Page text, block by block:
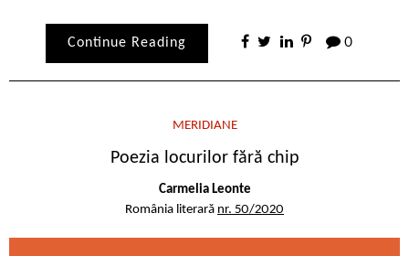
Continue Reading 0
MERIDIANE
Poezia locurilor fără chip
Carmelia Leonte
România literară nr. 50/2020